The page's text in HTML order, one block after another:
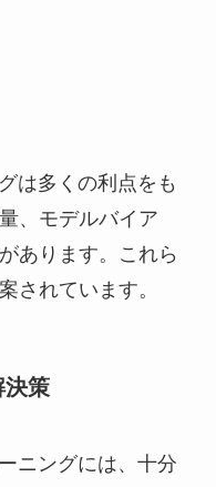
は多くの利点をも
、モデルバイア
あります。これら
されています。
決策
ニングには、十分